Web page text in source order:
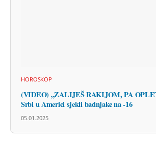
HOROSKOP
(VIDEO) „ZALIJEŠ RAKIJOM, PA
Srbi u Americi sjekli badnjake na -16
05.01.2025